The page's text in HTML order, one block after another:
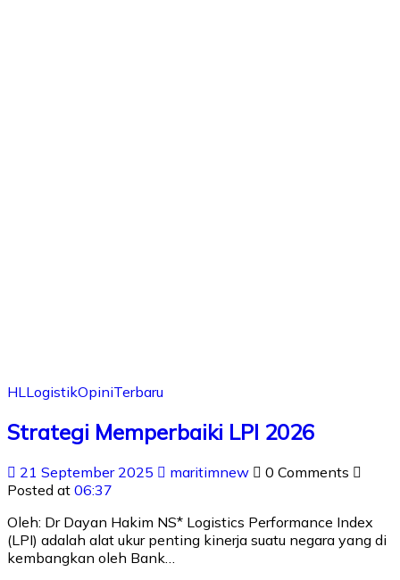
HLLogistikOpiniTerbaru
Strategi Memperbaiki LPI 2026
21 September 2025 maritimnew
0 Comments
Posted at 06:37
Oleh: Dr Dayan Hakim NS* Logistics Performance Index
(LPI) adalah alat ukur penting kinerja suatu negara yang di
kembangkan oleh Bank…